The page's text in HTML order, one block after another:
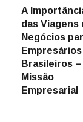
A
das Viagens
Negócios
Empresários
Brasileiros –
Missão
Empresarial